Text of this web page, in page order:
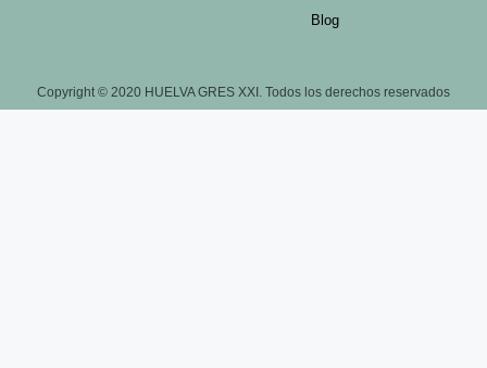
Blog
Copyright © 2020 HUELVA GRES XXI. Todos los derechos reservados